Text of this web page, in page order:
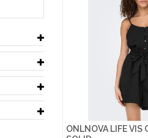
ONLNOVA LIFE VIS